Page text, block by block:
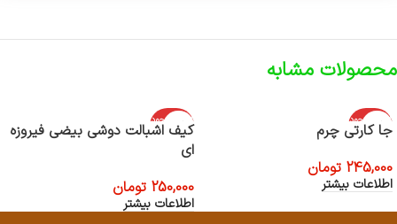
محصولات مشابه
اتمام موجود
ی
جا کارتی چرم
245,000 تومان
اطلاعات بیشتر
اتمام موجود
ی
کیف اشبالت دوشی بیضی فیروزه
ای
250,000 تومان
اطلاعات بیشتر